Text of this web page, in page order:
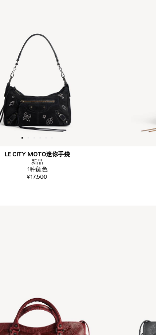
LE CITY MOTO迷你手袋
新品
1种颜色
¥17,500